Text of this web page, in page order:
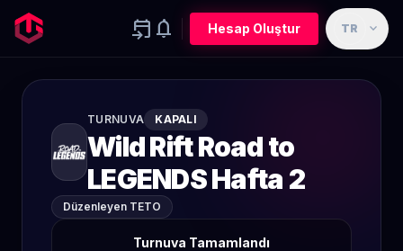
event_upcoming notifications Hesap Oluştur TR expand_more
TURNUVA KAPALI
Wild Rift Road to
LEGENDS Hafta 2
Düzenleyen TETO
Turnuva Tamamlandı